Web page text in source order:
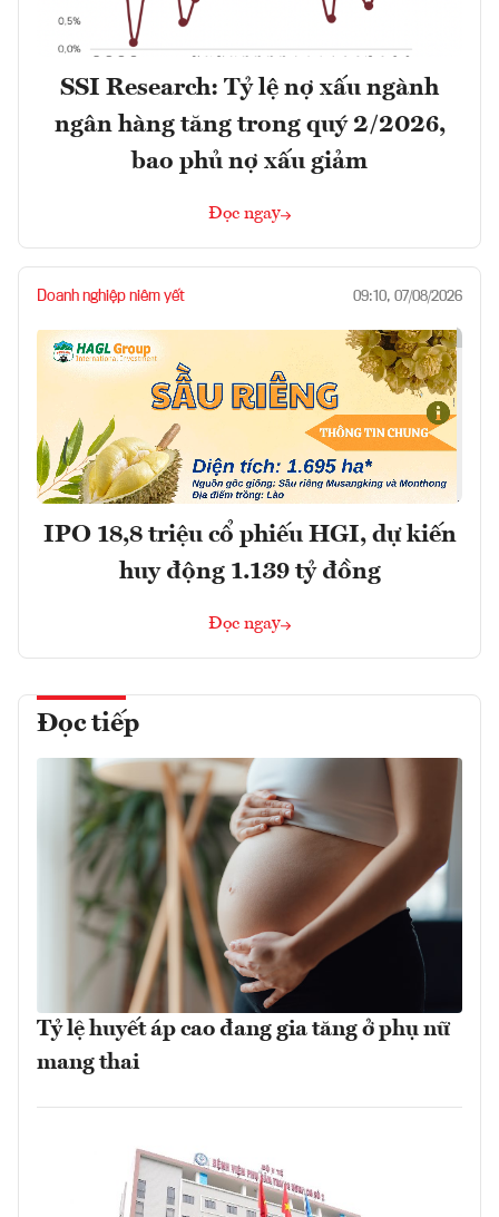
SSI Research: Tỷ lệ nợ xấu ngành
ngân hàng tăng trong quý 2/2026,
bao phủ nợ xấu giảm
Đọc ngay
Doanh nghiệp niêm yết 09:10, 07/08/2026
IPO 18,8 triệu cổ phiếu HGI, dự kiến
huy động 1.139 tỷ đồng
Đọc ngay
Đọc tiếp
Tỷ lệ huyết áp cao đang gia tăng ở phụ nữ
mang thai